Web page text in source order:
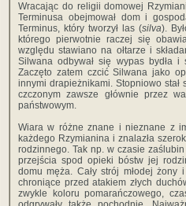
Wracając do religii domowej
Terminusa obejmował dom i
Terminus, który tworzył las (silva).
którego pierwotnie raczej się
względu stawiano na ołtarze i
Silwana odbywał się wypas bydła
Zaczęto zatem czcić Silwana jako
innymi drapieżnikami. Stopniowo
czczonym zawsze głównie przez
państwowym.
Wiara w różne znane i nieznane z
każdego Rzymianina i znalazła
rodzinnego. Tak np. w czasie
przejścia spod opieki bóstw jej
domu męża. Cały strój młodej żony
chroniące przed atakiem złych
zwykle koloru pomarańczowego,